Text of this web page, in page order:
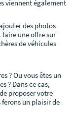
viennent également
des photos
faire une offre sur
de véhicules
? Ou vous êtes un
? Dans ce cas,
proposer votre
un plaisir de